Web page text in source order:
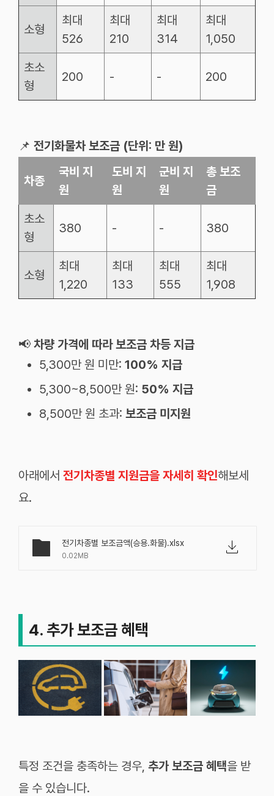
소형
최대
526
최대
210
최대
314
최대
1,050
초소
형
200 - - 200
📌 전기화물차 보조금 (단위: 만 원)
차종
국비 지
원
도비 지
원
군비 지
원
총 보조
금
초소
형
380 - - 380
소형
최대
1,220
최대
133
최대
555
최대
1,908
📢 차량 가격에 따라 보조금 차등 지급
5,300만 원 미만: 100% 지급
5,300~8,500만 원: 50% 지급
8,500만 원 초과: 보조금 미지원
아래에서 전기차종별 지원금을 자세히 확인해보세
요.
전기차종별 보조금액(승용.화물).xlsx
0.02MB
4. 추가 보조금 혜택
특정 조건을 충족하는 경우, 추가 보조금 혜택을 받
을 수 있습니다.